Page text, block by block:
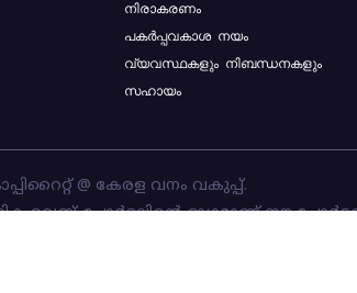
നിരാകരണം
പകർപ്പവകാശ നയം
വ്യവസ്ഥകളും നിബന്ധനകളും
സഹായം
@ കേരള വനം വകുപ്പ്.
വെബ്-പോർട്ടലിന്റെ ഭാഗമാണ് ഈ